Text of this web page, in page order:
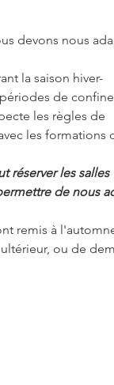
devons nous
la saison hiver-
de
les règles de
les formations
réserver les salles
de nous
remis à
ou de